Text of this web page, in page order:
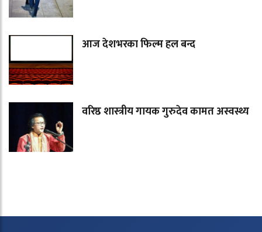
आज देशभरका फिल्म हल बन्द
वरिष्ठ शास्त्रीय गायक गुरुदेव कामत अस्वस्थ्य